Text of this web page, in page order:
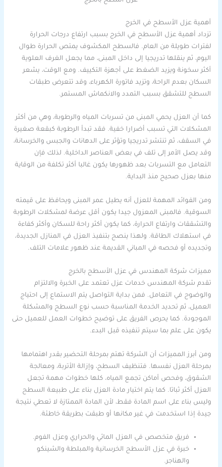
أهمية عزل الأسطح في الخرج
تزداد أهمية عزل الأسطح في الخرج بسبب ارتفاع درجات الحرارة
لفترات طويلة من العام. فالسطح المكشوف يمتص الحرارة طوال
اليوم، ثم ينقلها تدريجيا إلى داخل المبنى، مما يجعل الغرف العلوية
أكثر سخونة ويزيد الضغط على أجهزة التكييف. ومع الوقت، يشعر
السكان بعدم الراحة، وتزيد فاتورة الكهرباء، وقد تتعرض طبقات
السطح للتشقق بسبب التمدد والانكماش المستمر.
كما أن العزل يحمي المبنى من تسربات المياه والرطوبة، وهي من أكثر
المشكلات التي تسبب أضرارا خفية. فقد تبدأ الرطوبة كبقعة صغيرة
في السقف، ثم تنتشر تدريجيا وتؤثر على الدهانات والجبس والخرسانة،
وقد يصل الأمر إلى تلف في بعض العناصر الداخلية. لذلك فإن
التعامل مع التسربات بعد ظهورها يكون غالبا أكثر تكلفة من الوقاية
منها بعزل صحيح منذ البداية.
ومن الفوائد المهمة للعزل أنه يطيل عمر المبنى ويحافظ على قيمته
السوقية. فالمبنى المعزول جيدا يكون أقل عرضة لمشكلات الرطوبة
والتشققات وارتفاع الحرارة، كما يكون أكثر راحة للسكان وأكثر كفاءة
في استهلاك الطاقة. ولهذا ينصح بتنفيذ العزل في المنازل الجديدة،
وتجديده أو فحصه في المباني القديمة عند ظهور علامات التلف.
مميزات شركة المهندس في عزل الأسطح بالخرج
تقدم شركة المهندس خدمات عزل تعتمد على الخبرة والالتزام
والوضوح في التعامل. فمن بداية التواصل يتم الاستماع إلى احتياج
العميل، ثم تحديد الخدمة المناسبة حسب نوع السطح والمشكلة
الموجودة. كما يحرص الفريق على توضيح خطوات العمل للعميل حتى
يكون على علم بما سيتم تنفيذه قبل البدء.
ومن أبرز المميزات أن الشركة تهتم بمرحلة التحضير بقدر اهتمامها
بمرحلة العزل نفسها. فتنظيف السطح، وإزالة الأتربة، ومعالجة
الشقوق، وفحص أماكن تجمع المياه، كلها خطوات مهمة تجعل
العزل أكثر ثباتا. كما يتم اختيار مادة العزل بناء على طبيعة السطح
وليس بناء على اسم المادة فقط، لأن المادة الممتازة لا تعطي نتيجة
جيدة إذا استخدمت في غير مكانها أو طبقت بطريقة خاطئة.
فريق متخصص في العزل المائي والحراري وعزل الفوم.
خبرة في عزل الأسطح الخرسانية والمبلطة والشينكو
والهناجر.